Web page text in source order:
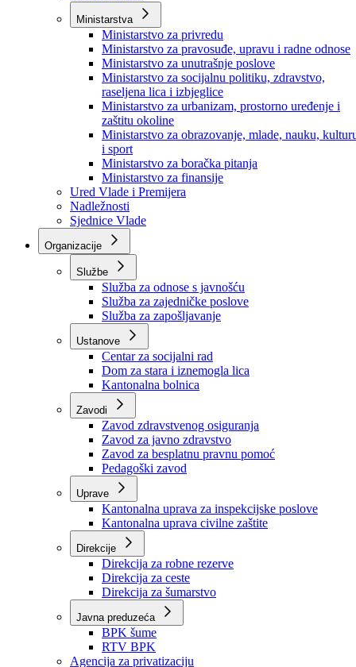
Vlada BPK Goražde
Premijer
Članovi Vlade
Ministarstva
Ministarstvo za privredu
Ministarstvo za pravosuđe, upravu i radne odnose
Ministarstvo za unutrašnje poslove
Ministarstvo za socijalnu politiku, zdravstvo,
raseljena lica i izbjeglice
Ministarstvo za urbanizam, prostorno uređenje i
zaštitu okoline
Ministarstvo za obrazovanje, mlade, nauku,
i sport
Ministarstvo za boračka pitanja
Ministarstvo za finansije
Ured Vlade i Premijera
Nadležnosti
Sjednice Vlade
Organizacije
Službe
Služba za odnose s javnošću
Služba za zajedničke poslove
Služba za zapošljavanje
Ustanove
Centar za socijalni rad
Dom za stara i iznemogla lica
Kantonalna bolnica
Zavodi
Zavod zdravstvenog osiguranja
Zavod za javno zdravstvo
Zavod za besplatnu pravnu pomoć
Pedagoški zavod
Kantonalna uprava za inspekcijske poslove
Kantonalna uprava civilne zaštite
Direkcije
Direkcija za robne rezerve
Direkcija za ceste
Direkcija za šumarstvo
Javna preduzeća